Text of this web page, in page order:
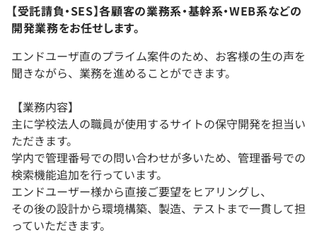
【受託請負・SES】各顧客の業務系・基幹系・WEB系などの
開発業務をお任せします。
エンドユーザ直のプライム案件のため、お客様の生の声を
聞きながら、業務を進めることができます。
【業務内容】
主に学校法人の職員が使用するサイトの保守開発を担当い
ただきます。
学内で管理番号での問い合わせが多いため、管理番号での
検索機能追加を行っています。
エンドユーザー様から直接ご要望をヒアリングし、
その後の設計から環境構築、製造、テストまで一貫して担
っていただきます。